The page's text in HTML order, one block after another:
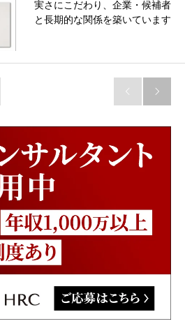
実さにこだわり、企業・候補者
と長期的な関係を築いています
 